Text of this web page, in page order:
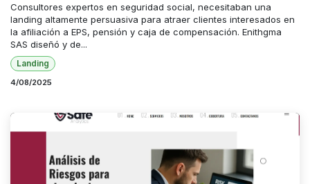
Consultores expertos en seguridad social, necesitaban una
landing altamente persuasiva para atraer clientes interesados en
la afiliación a EPS, pensión y caja de compensación. Enithgma
SAS diseñó y de...
Landing
4/08/2025